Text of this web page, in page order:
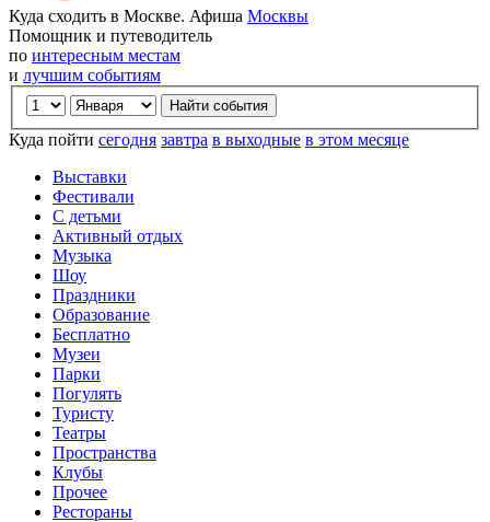
Куда сходить в Москве. Афиша Москвы
Помощник и путеводитель
по интересным местам
и лучшим событиям
Куда пойти сегодня завтра в выходные в этом месяце
Выставки
Фестивали
С детьми
Активный отдых
Музыка
Шоу
Праздники
Образование
Бесплатно
Музеи
Парки
Погулять
Туристу
Театры
Пространства
Клубы
Прочее
Рестораны